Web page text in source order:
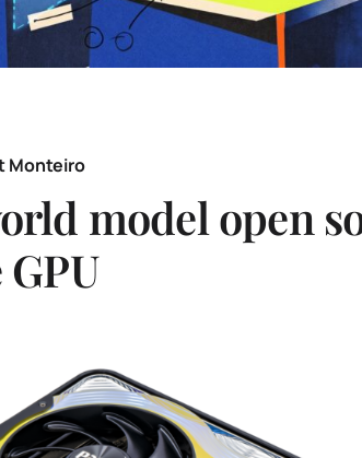
Monteiro
model open